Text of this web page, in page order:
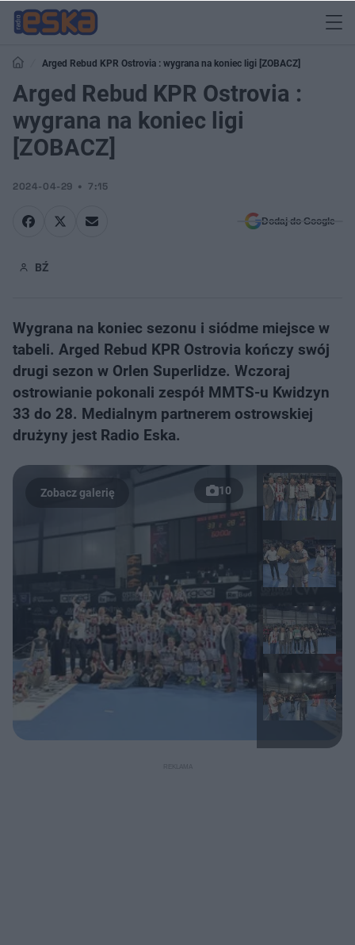
Arged Rebud KPR Ostrovia : wygrana na koniec ligi [ZOBACZ]
Arged Rebud KPR Ostrovia :
wygrana na koniec ligi
[ZOBACZ]
2024-04-29 7:15
Dodaj do Google
BŹ
Wygrana na koniec sezonu i siódme miejsce w
tabeli. Arged Rebud KPR Ostrovia kończy swój
drugi sezon w Orlen Superlidze. Wczoraj
ostrowianie pokonali zespół MMTS-u Kwidzyn
33 do 28. Medialnym partnerem ostrowskiej
drużyny jest Radio Eska.
10